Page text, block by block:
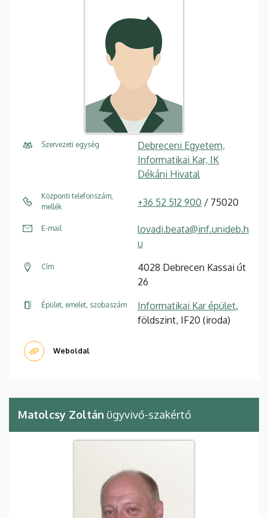
Szervezeti egység
Debreceni Egyetem,
Informatikai Kar, IK
Dékáni Hivatal
Központi telefonszám,
mellék
+36 52 512 900 / 75020
E-mail
lovadi.beata@inf.unideb.h
u
Cím
4028 Debrecen Kassai út
26
Épület, emelet, szobaszám Informatikai Kar épület,
földszint, IF20 (iroda)
Weboldal
Matolcsy Zoltán ügyvivő-szakértő